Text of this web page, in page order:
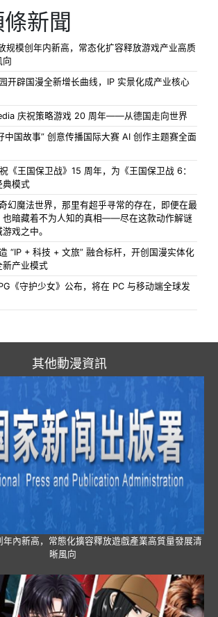
新聞
规模创年内新高，常态化扩容释放游戏产业高质
向
开辟国漫全新增长曲线，IP 实景化成产业核心
庆祝策略游戏 20 周年——从德国走向世界
中国故事” 创意传播国际大赛 AI 创作主题赛全面
《王国保卫战》15 周年，为《王国保卫战 6：
典模式
幻魔法世界，那里有超乎寻常的存在，即便在最
也暗藏着不为人知的真相——尽在这款动作解谜
戏之中。
“IP + 科技 + 文旅” 融合标杆，开创国漫实体化
新产业模式
《守护少女》公布，将在 PC 与移动端全球发
其他動漫資訊
內新高，常態化擴容釋放遊戲產業高質量發展清
晰風向